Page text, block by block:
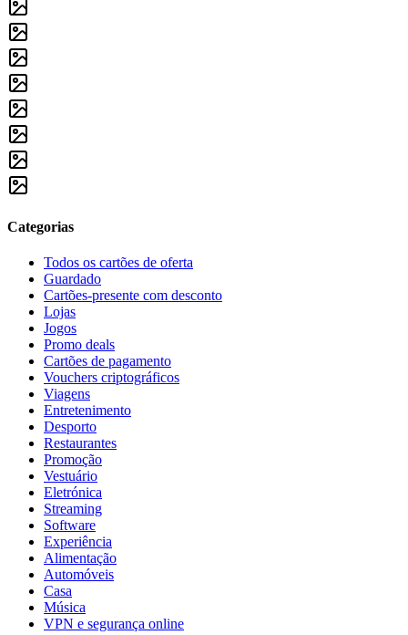
Categorias
Todos os cartões de oferta
Guardado
Cartões-presente com desconto
Lojas
Jogos
Promo deals
Cartões de pagamento
Vouchers criptográficos
Viagens
Entretenimento
Desporto
Restaurantes
Promoção
Vestuário
Eletrónica
Streaming
Software
Experiência
Alimentação
Automóveis
Casa
Música
VPN e segurança online